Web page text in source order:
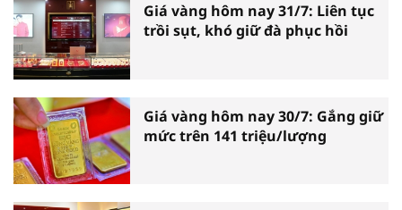
Giá vàng hôm nay 31/7: Liên tục
trồi sụt, khó giữ đà phục hồi
Giá vàng hôm nay 30/7: Gắng giữ
mức trên 141 triệu/lượng